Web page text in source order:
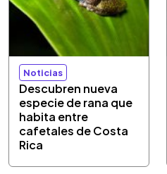
Noticias
Descubren nueva
especie de rana que
habita entre
cafetales de Costa
Rica